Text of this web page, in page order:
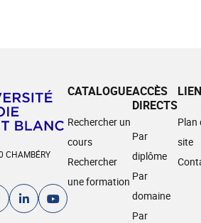
CHAMBÉRY
CATALOGUE
Rechercher un
cours
Rechercher
une formation
ACCÈS
DIRECTS
Par
diplôme
Par
domaine
Par
Plan
site